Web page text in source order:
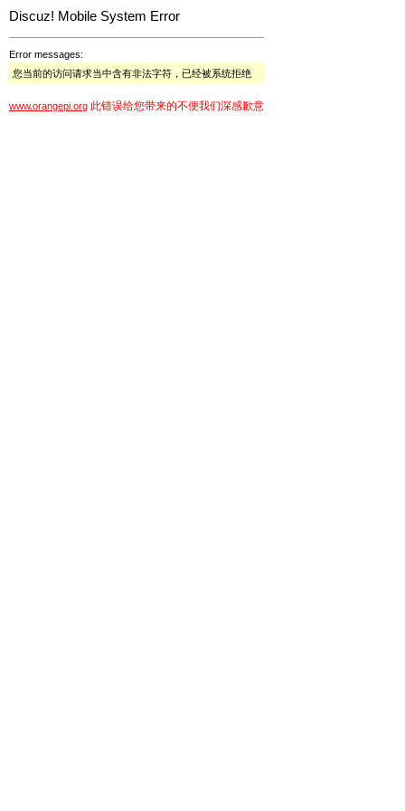
Discuz! Mobile System Error
Error messages:
您当前的访问请求当中含有非法字符，已经被系统拒绝
www.orangepi.org 此错误给您带来的不便我们深感歉意